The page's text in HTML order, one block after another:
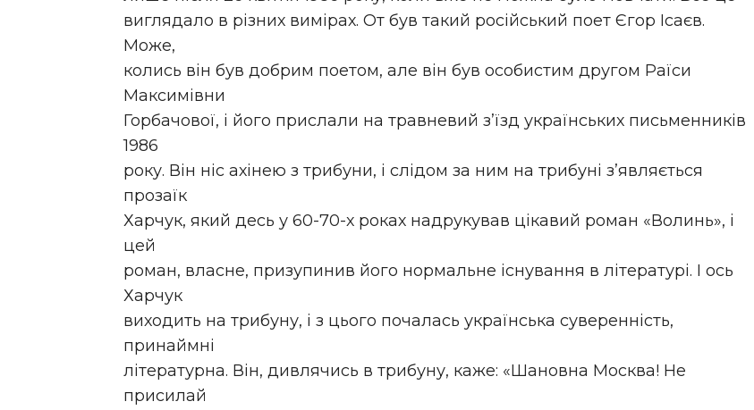
виглядало в різних вимірах. От був такий російський поет Єгор Ісаєв.
Може,
колись він був добрим поетом, але він був особистим другом Раїси
Максимівни
Горбачової, і його прислали на травневий з’їзд українських письменників
1986
року. Він ніс ахінею з трибуни, і слідом за ним на трибуні з’являється
прозаїк
Харчук, який десь у 60-70-х роках надрукував цікавий роман «Волинь», і
цей
роман, власне, призупинив його нормальне існування в літературі. І ось
Харчук
виходить на трибуну, і з цього почалась українська суверенність,
принаймні
літературна. Він, дивлячись в трибуну, каже: «Шановна Москва! Не
присилай